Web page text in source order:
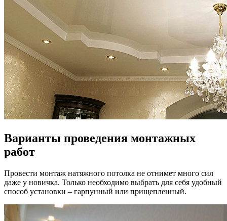
Варианты проведения монтажных
работ
Провести монтаж натяжного потолка не отнимет много сил
даже у новичка. Только необходимо выбрать для себя удобный
способ установки – гарпунный или прищепленный.